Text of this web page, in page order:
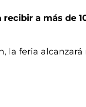
a más de
la feria